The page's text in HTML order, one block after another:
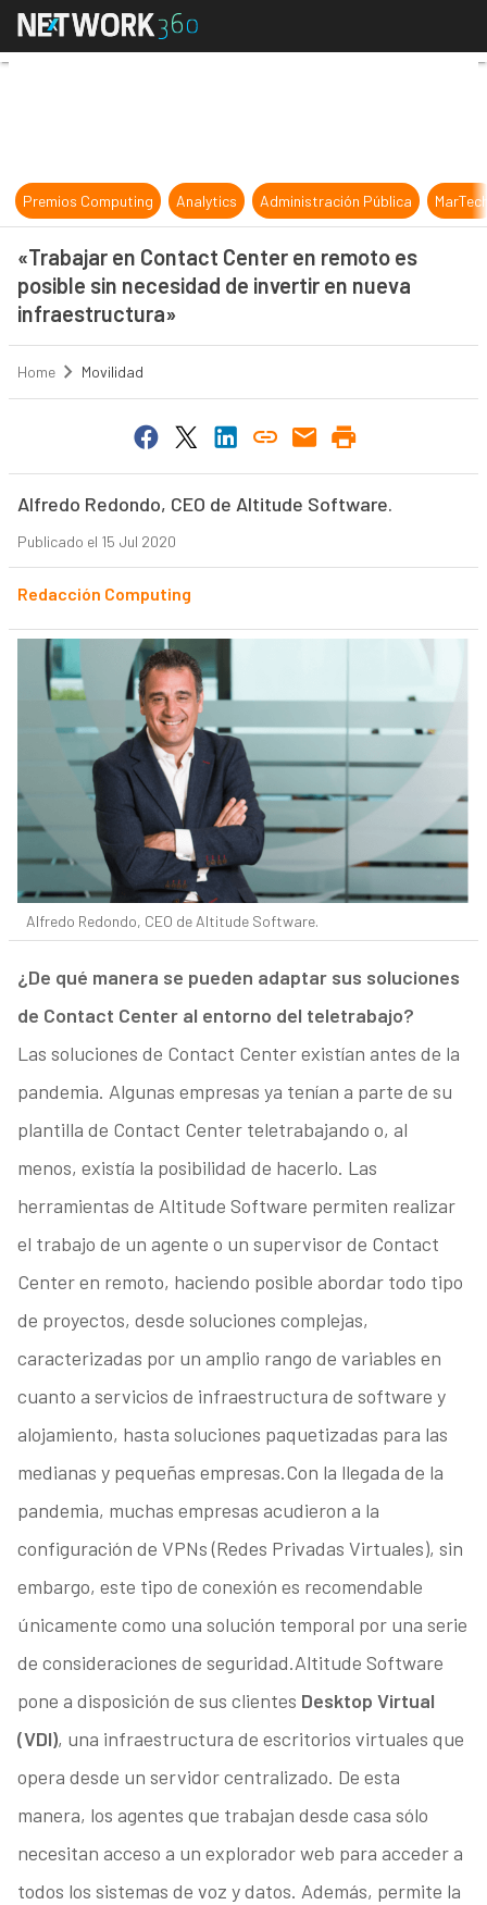
«Trabajar en Contact Center en
Premios Computing Analytics Administración Pública
«Trabajar en Contact Center en remoto es
posible sin necesidad de invertir en nueva
infraestructura»
Home Movilidad
Alfredo Redondo, CEO de Altitude Software.
Publicado el 15 Jul 2020
Redacción Computing
Alfredo Redondo, CEO de Altitude Software.
¿De qué manera se pueden adaptar sus soluciones
de Contact Center al entorno del teletrabajo?
Las soluciones de Contact Center existían antes de la
pandemia. Algunas empresas ya tenían a parte de su
plantilla de Contact Center teletrabajando o, al
menos, existía la posibilidad de hacerlo. Las
herramientas de Altitude Software permiten realizar
el trabajo de un agente o un supervisor de Contact
Center en remoto, haciendo posible abordar todo tipo
de proyectos, desde soluciones complejas,
caracterizadas por un amplio rango de variables en
cuanto a servicios de infraestructura de software y
alojamiento, hasta soluciones paquetizadas para las
medianas y pequeñas empresas.Con la llegada de la
pandemia, muchas empresas acudieron a la
configuración de VPNs (Redes Privadas Virtuales), sin
embargo, este tipo de conexión es recomendable
únicamente como una solución temporal por una serie
de consideraciones de seguridad.Altitude Software
pone a disposición de sus clientes Desktop Virtual
(VDI), una infraestructura de escritorios virtuales que
opera desde un servidor centralizado. De esta
manera, los agentes que trabajan desde casa sólo
necesitan acceso a un explorador web para acceder a
todos los sistemas de voz y datos. Además, permite la